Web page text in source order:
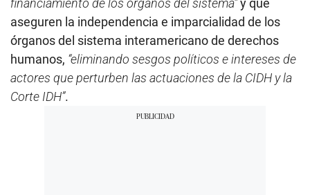
aseguren la independencia e imparcialidad de los
órganos del sistema interamericano de derechos
humanos, “eliminando sesgos políticos e intereses de
actores que perturben las actuaciones de la CIDH y la
Corte IDH”.